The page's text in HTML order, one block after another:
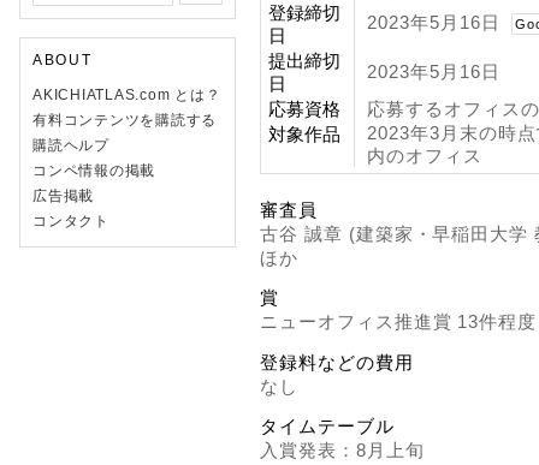
ABOUT
AKICHIATLAS.com とは？
有料コンテンツを購読する
購読ヘルプ
コンペ情報の掲載
広告掲載
コンタクト
登録締切
日
2023年5月16日
提出締切
日
2023年5月16日
応募資格
応募するオフィス
対象作品
2023年3月末の時
内のオフィス
審査員
古谷 誠章 (建築家・早稲田大学
ほか
賞
ニューオフィス推進賞 13件程
登録料などの費用
なし
タイムテーブル
入賞発表：8月上旬